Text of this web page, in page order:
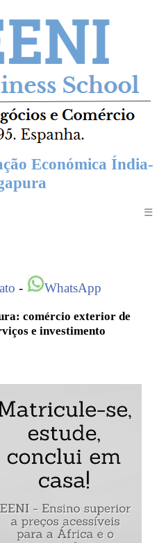
Económica Índia-
☰
- WhatsApp
comércio exterior de
e investimento
de Cooperação
de mercadorias
exportadores